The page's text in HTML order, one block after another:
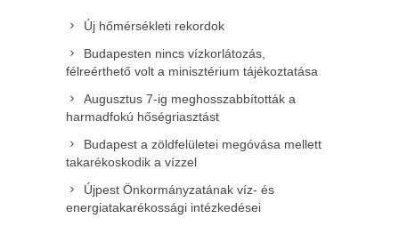
Új hőmérsékleti rekordok
Budapesten nincs vízkorlátozás,
félreérthető volt a minisztérium tájékoztatása
Augusztus 7-ig meghosszabbították a
harmadfokú hőségriasztást
Budapest a zöldfelületei megóvása mellett
takarékoskodik a vízzel
Újpest Önkormányzatának víz- és
energiatakarékossági intézkedései